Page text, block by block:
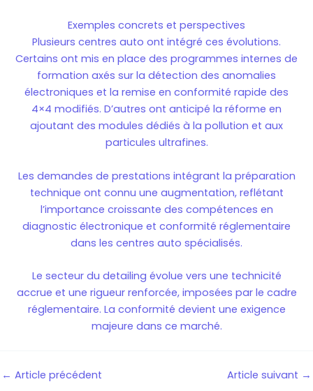
Exemples concrets et perspectives
Plusieurs centres auto ont intégré ces évolutions.
Certains ont mis en place des programmes internes de
formation axés sur la détection des anomalies
électroniques et la remise en conformité rapide des
4×4 modifiés. D’autres ont anticipé la réforme en
ajoutant des modules dédiés à la pollution et aux
particules ultrafines.
Les demandes de prestations intégrant la préparation
technique ont connu une augmentation, reflétant
l’importance croissante des compétences en
diagnostic électronique et conformité réglementaire
dans les centres auto spécialisés.
Le secteur du detailing évolue vers une technicité
accrue et une rigueur renforcée, imposées par le cadre
réglementaire. La conformité devient une exigence
majeure dans ce marché.
← Article précédent Article suivant →